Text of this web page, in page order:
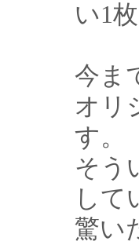
い1
今ま
オリ
す。
そう
して
驚い